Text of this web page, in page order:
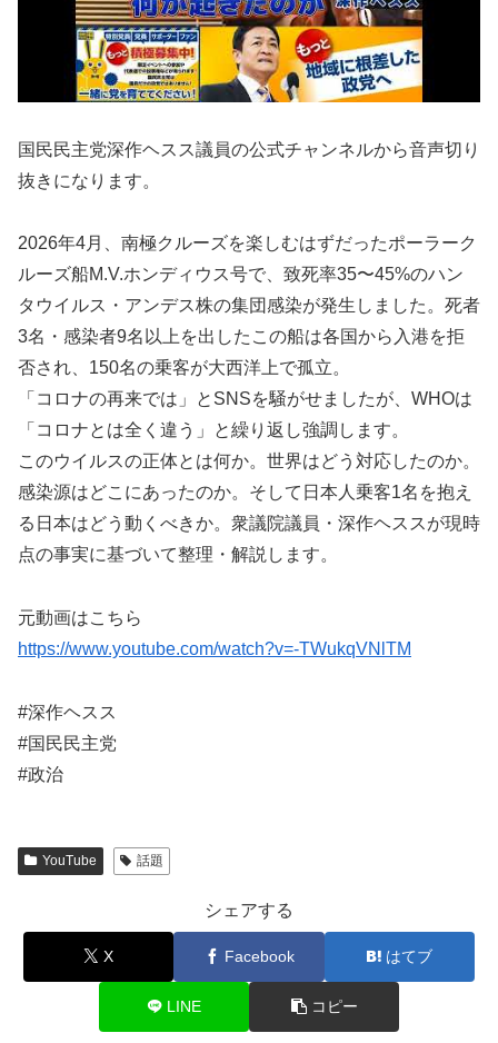
国民民主党深作ヘスス議員の公式チャンネルから音声切り
抜きになります。
2026年4月、南極クルーズを楽しむはずだったポーラーク
ルーズ船M.V.ホンディウス号で、致死率35〜45%のハン
タウイルス・アンデス株の集団感染が発生しました。死者
3名・感染者9名以上を出したこの船は各国から入港を拒
否され、150名の乗客が大西洋上で孤立。
「コロナの再来では」とSNSを騒がせましたが、WHOは
「コロナとは全く違う」と繰り返し強調します。
このウイルスの正体とは何か。世界はどう対応したのか。
感染源はどこにあったのか。そして日本人乗客1名を抱え
る日本はどう動くべきか。衆議院議員・深作ヘススが現時
点の事実に基づいて整理・解説します。
元動画はこちら
https://www.youtube.com/watch?v=-TWukqVNlTM
#深作ヘスス
#国民民主党
#政治
YouTube 話題
シェアする
X Facebook はてブ
LINE コピー